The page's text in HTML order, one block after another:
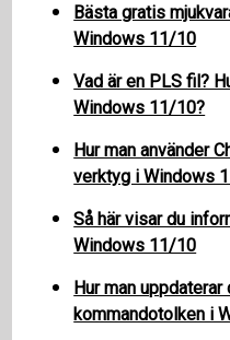
Bästa gratis
Windows 11/10
Vad är en PLS fil?
Windows 11/10?
Hur man använder
verktyg i Windows
Så här visar du
Windows 11/10
Hur man
kommandotolken i